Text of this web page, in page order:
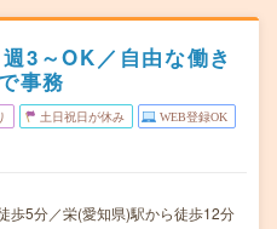
3～OK／自由な働き
事務
土日祝日が休み WEB登録OK
歩5分／栄(愛知県)駅から徒歩12分